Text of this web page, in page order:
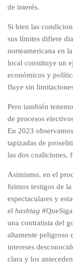
de interés.
Si bien las
sus límites difiere
norteamericana en
local constituye un
económicos y
fluye sin
Pero también
de procesos
En 2023
tapizadas de
las dos coaliciones,
Asimismo, en el
fuimos testigos de
espectaculares y
el hashtag
una contratista del
altamente peligroso
intereses
clara y los